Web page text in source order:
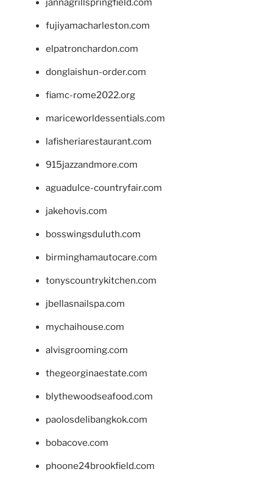
jannagrillspringfield.com
fujiyamacharleston.com
elpatronchardon.com
donglaishun-order.com
fiamc-rome2022.org
mariceworldessentials.com
lafisheriarestaurant.com
915jazzandmore.com
aguadulce-countryfair.com
jakehovis.com
bosswingsduluth.com
birminghamautocare.com
tonyscountrykitchen.com
jbellasnailspa.com
mychaihouse.com
alvisgrooming.com
thegeorginaestate.com
blythewoodseafood.com
paolosdelibangkok.com
bobacove.com
phoone24brookfield.com